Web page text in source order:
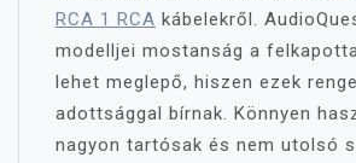
RCA 1 RCA kábelekről.
modelljei mostanság a
lehet meglepő, hiszen ezek
adottsággal bírnak. Könnyen
nagyon tartósak és nem utolsó